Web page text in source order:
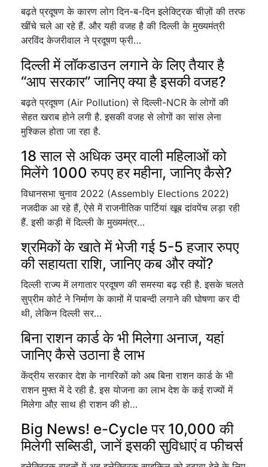
बढ़ते प्रदूषण के कारण लोग दिन-ब-दिन इलेक्ट्रिक चीज़ों की तरफ
खींचे चले आ रहे हैं. और यही वजह है की दिल्ली के मुख्यमंत्री
अरविंद केजरीवाल ने प्रदूषण फ्री…
दिल्ली में लॉकडाउन लगाने के लिए तैयार है
“आप सरकार” जानिए क्या है इसकी वजह?
बढ़ते प्रदूषण (Air Pollution) से दिल्ली-NCR के लोगों की
सेहत खराब होने लगी है. इसकी वजह से लोगों का सांस लेना
मुश्किल होता जा रहा है.
18 साल से अधिक उम्र वाली महिलाओं को
मिलेंगे 1000 रुपए हर महीना, जानिए कैसे?
विधानसभा चुनाव 2022 (Assembly Elections 2022)
नजदीक आ रहे हैं, ऐसे में राजनीतिक पार्टियां खूब दांवपेंच लड़ा रही
हैं. इसी कड़ी में दिल्ली के मुख्यमंत्र…
श्रमिकों के खाते में भेजी गई 5-5 हजार रुपए
की सहायता राशि, जानिए कब और क्यों?
दिल्ली राज्य में लगातार प्रदूषण की समस्या बढ़ रही है. इसके चलते
सुप्रीम कोर्ट ने निर्माण के कामों में पाबन्दी लगाने की घोषणा कर दी
थी, लेकिन दिल्ली सर…
बिना राशन कार्ड के भी मिलेगा अनाज, यहां
जानिए कैसे उठाना है लाभ
केंद्रीय सरकार देश के नागरिकों को अब बिना राशन कार्ड के भी
राशन मुफ्त में दे रही है. इस योजना का लाभ देश के कई राज्यों में
मिलेगा औऱ साथ ही राशन की हो…
Big News! e-Cycle पर 10,000 की
मिलेगी सब्सिडी, जानें इसकी सुविधाएं व फीचर्स